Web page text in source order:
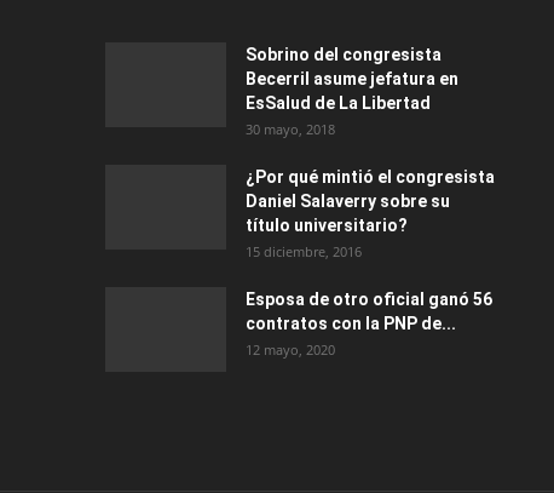
Sobrino del congresista
Becerril asume jefatura en
EsSalud de La Libertad
30 mayo, 2018
¿Por qué mintió el congresista
Daniel Salaverry sobre su
título universitario?
15 diciembre, 2016
Esposa de otro oficial ganó 56
contratos con la PNP de...
12 mayo, 2020